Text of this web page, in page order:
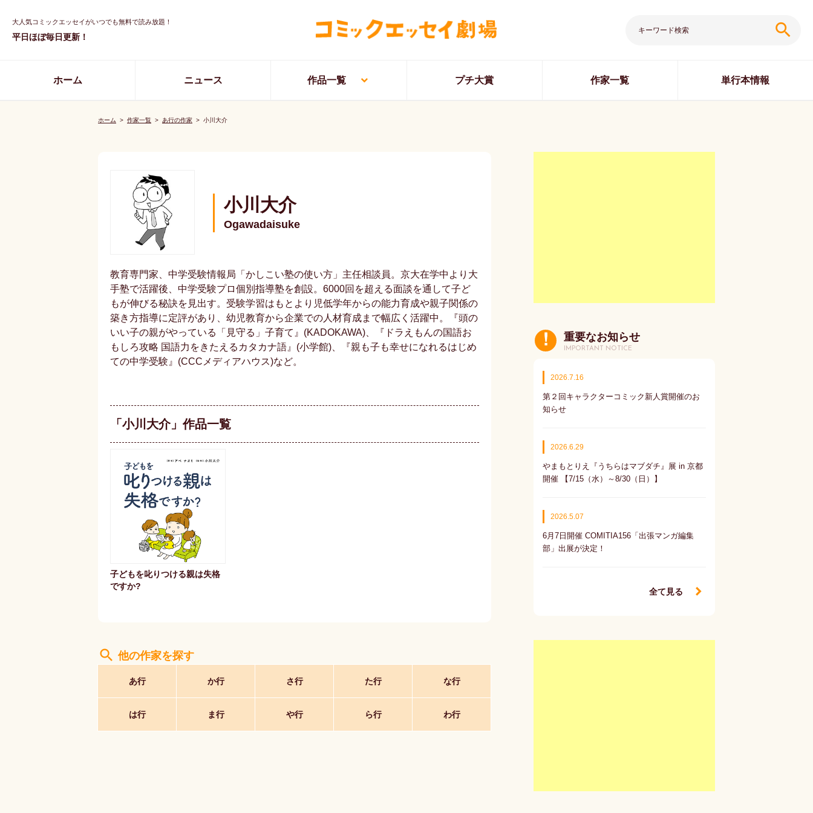
大人気コミックエッセイがいつでも無料で読み放題！
平日ほぼ毎日更新！ search
ホーム ニュース 作品一覧 プチ大賞 作家一覧 単行本情報
ホーム > 作家一覧 > あ行の作家 > 小川大介
小川大介
Ogawadaisuke
教育専門家、中学受験情報局「かしこい塾の使い方」主任相談員。京大在学中より大
手塾で活躍後、中学受験プロ個別指導塾を創設。6000回を超える面談を通して子ど
もが伸びる秘訣を見出す。受験学習はもとより児低学年からの能力育成や親子関係の
築き方指導に定評があり、幼児教育から企業での人材育成まで幅広く活躍中。『頭の
いい子の親がやっている「見守る」子育て』(KADOKAWA)、『ドラえもんの国語お
もしろ攻略 国語力をきたえるカタカナ語』(小学館)、『親も子も幸せになれるはじめ
ての中学受験』(CCCメディアハウス)など。
「小川大介」作品一覧
子どもを叱りつける親は失格
ですか?
search 他の作家を探す
あ行 か行 さ行 た行 な行
は行 ま行 や行 ら行 わ行
重要なお知らせ
IMPORTANT NOTICE
2026.7.16
第２回キャラクターコミック新人賞開催のお
知らせ
2026.6.29
やまもとりえ『うちらはマブダチ』展 in 京都
開催 【7/15（水）～8/30（日）】
2026.5.07
6月7日開催 COMITIA156「出張マンガ編集
部」出展が決定！
全て見る